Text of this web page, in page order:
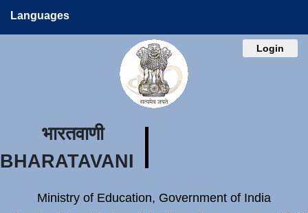
Languages
Login
भारतवाणी
BHARATAVANI
Ministry of Education, Government of India